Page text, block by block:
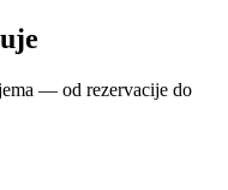
— od rezervacije do